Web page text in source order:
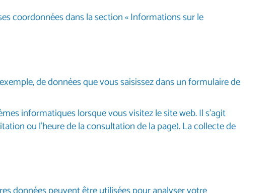
coordonnées dans la section « Informations sur le
de données que vous saisissez dans un formulaire de
informatiques lorsque vous visitez le site web. Il s'agit
ou l'heure de la consultation de la page). La collecte de